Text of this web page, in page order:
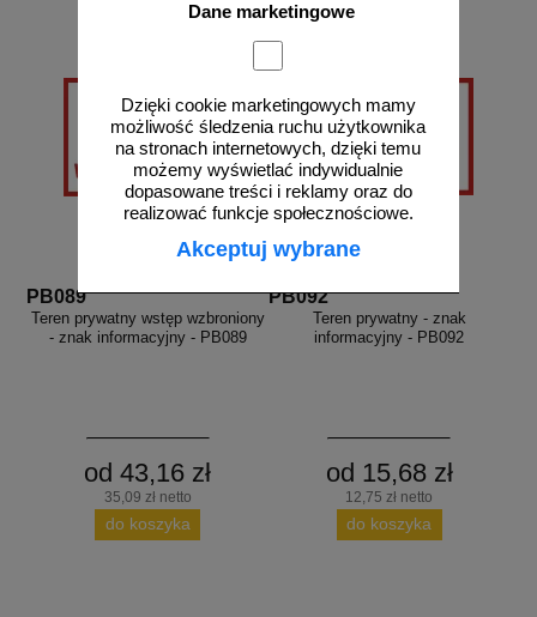
Dane marketingowe
Dzięki cookie marketingowych mamy
możliwość śledzenia ruchu użytkownika
na stronach internetowych, dzięki temu
możemy wyświetlać indywidualnie
dopasowane treści i reklamy oraz do
realizować funkcje społecznościowe.
Akceptuj wybrane
PB089
Teren prywatny wstęp wzbroniony
- znak informacyjny - PB089
od 43,16 zł
35,09 zł netto
do koszyka
PB092
Teren prywatny - znak
informacyjny - PB092
od 15,68 zł
12,75 zł netto
do koszyka